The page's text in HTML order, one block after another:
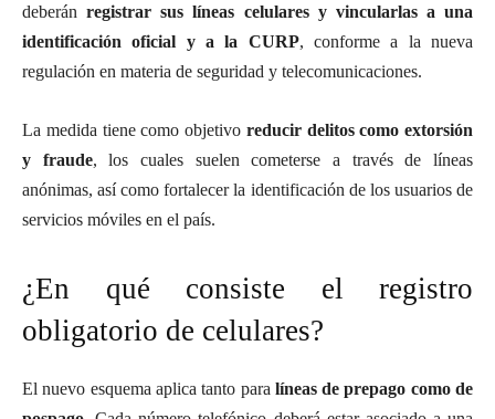
deberánregistrar sus líneas celulares y vincularlas a una
identificación oficial y a la CURP, conforme a la nueva
regulación en materia de seguridad y telecomunicaciones.
La medida tiene como objetivo reducir delitos como extorsión
y fraude, los cuales suelen cometerse a través de líneas
anónimas, así como fortalecer la identificación de los usuarios de
servicios móviles en el país.
¿En qué consiste el registro
obligatorio de celulares?
El nuevo esquema aplica tanto para líneas de prepago como de